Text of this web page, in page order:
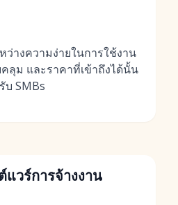
ว่างความง่ายในการใช้งาน
ม และราคาที่เข้าถึงได้นั้น
SMBs
วร์การจ้างงาน